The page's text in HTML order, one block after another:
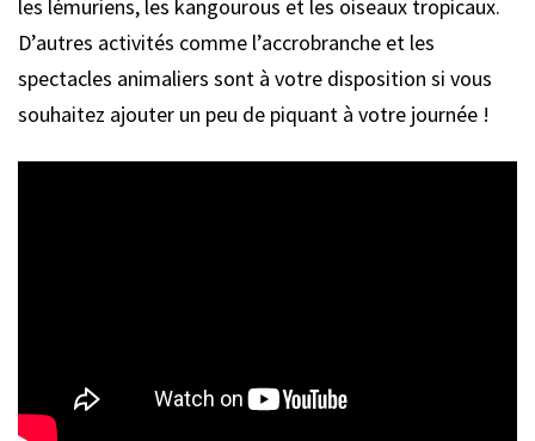
les lémuriens, les kangourous et les oiseaux tropicaux.
D’autres activités comme l’accrobranche et les
spectacles animaliers sont à votre disposition si vous
souhaitez ajouter un peu de piquant à votre journée !